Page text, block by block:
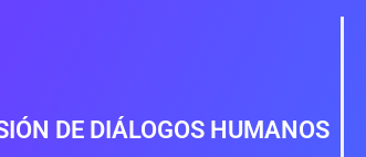
DE DIÁLOGOS HUMANOS